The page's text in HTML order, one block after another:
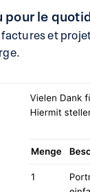
pour le
et